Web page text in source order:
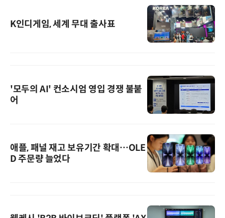
K인디게임, 세계 무대 출사표
'모두의 AI' 컨소시엄 영입 경쟁 불붙
어
애플, 패널 재고 보유기간 확대…OLE
D 주문량 늘었다